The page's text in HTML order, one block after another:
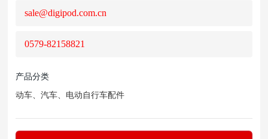
sale@digipod.com.cn
0579-82158821
产品分类
动车、汽车、电动自行车配件